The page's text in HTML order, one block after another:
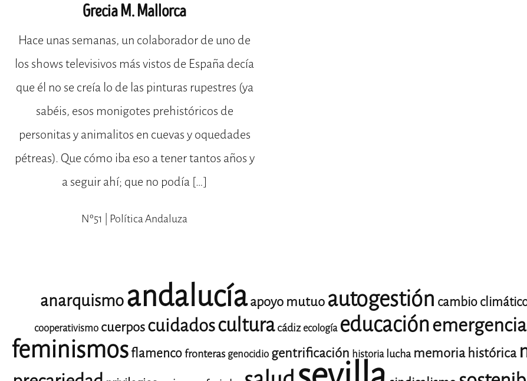
Grecia M. Mallorca
Hace unas semanas, un colaborador de uno de
los shows televisivos más vistos de España decía
que él no se creía lo de las pinturas rupestres (ya
sabéis, esos monigotes prehistóricos de
personitas y animalitos en cuevas y oquedades
pétreas). Que cómo iba eso a tener tantos años y
a seguir ahí; que no podía […]
Nº51 | Política Andaluza
anarquismoandalucíaapoyo mutuo autogestión cambio
cooperativismo cuerposcuidadoscultura cádiz ecología educación
feminismosflamencofronteras genocidio gentrificación historia lucha memoria histórica